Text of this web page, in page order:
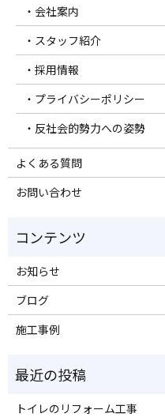
・会社案内
・スタッフ紹介
・採用情報
・プライバシーポリシー
・反社会的勢力への姿勢
よくある質問
お問い合わせ
お知らせ
ブログ
施工事例
トイレのリフォーム工事